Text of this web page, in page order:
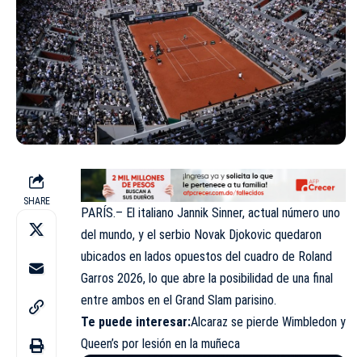
SHARE
PARÍS.– El italiano Jannik Sinner, actual número uno
del mundo, y el serbio Novak Djokovic quedaron
ubicados en lados opuestos del cuadro de Roland
Garros 2026, lo que abre la posibilidad de una final
entre ambos en el Grand Slam parisino.
Te puede interesar:Alcaraz se pierde Wimbledon y
Queen’s por lesión en la muñeca